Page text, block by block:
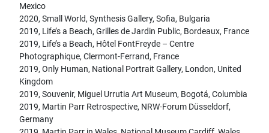
Mexico
2020, Small World, Synthesis Gallery, Sofia, Bulgaria
2019, Life’s a Beach, Grilles de Jardin Public, Bordeaux, France
2019, Life’s a Beach, Hôtel FontFreyde – Centre
Photographique, Clermont-Ferrand, France
2019, Only Human, National Portrait Gallery, London, United
Kingdom
2019, Souvenir, Miguel Urrutia Art Museum, Bogotá, Columbia
2019, Martin Parr Retrospective, NRW-Forum Düsseldorf,
Germany